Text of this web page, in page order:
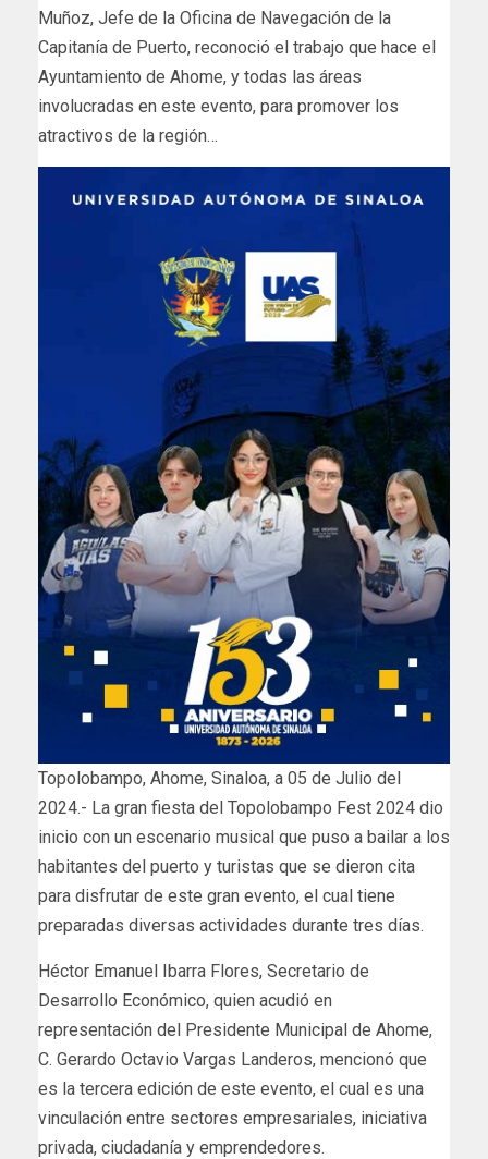
Muñoz, Jefe de la Oficina de Navegación de la
Capitanía de Puerto, reconoció el trabajo que hace el
Ayuntamiento de Ahome, y todas las áreas
involucradas en este evento, para promover los
atractivos de la región…
Topolobampo, Ahome, Sinaloa, a 05 de Julio del
2024.- La gran fiesta del Topolobampo Fest 2024 dio
inicio con un escenario musical que puso a bailar a los
habitantes del puerto y turistas que se dieron cita
para disfrutar de este gran evento, el cual tiene
preparadas diversas actividades durante tres días.
Héctor Emanuel Ibarra Flores, Secretario de
Desarrollo Económico, quien acudió en
representación del Presidente Municipal de Ahome,
C. Gerardo Octavio Vargas Landeros, mencionó que
es la tercera edición de este evento, el cual es una
vinculación entre sectores empresariales, iniciativa
privada, ciudadanía y emprendedores.